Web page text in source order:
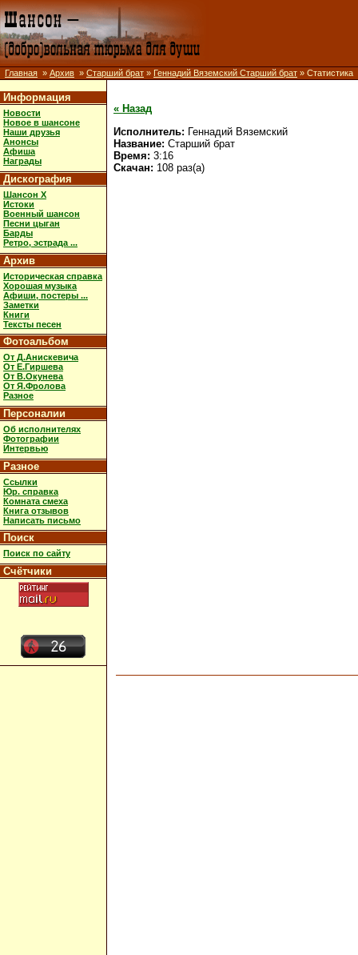
Главная » Архив » Старший брат » Геннадий Вяземский Старший брат » Статистика
Информация
Новости
Новое в шансоне
Наши друзья
Анонсы
Афиша
Награды
Дискография
Шансон X
Истоки
Военный шансон
Песни цыган
Барды
Ретро, эстрада ...
Архив
Историческая справка
Хорошая музыка
Афиши, постеры ...
Заметки
Книги
Тексты песен
Фотоальбом
От Д.Анискевича
От Е.Гиршева
От В.Окунева
От Я.Фролова
Разное
Персоналии
Об исполнителях
Фотографии
Интервью
Разное
Ссылки
Юр. справка
Комната смеха
Книга отзывов
Написать письмо
Поиск
Поиск по сайту
Счётчики
« Назад
Исполнитель: Геннадий Вяземский
Название: Старший брат
Время: 3:16
Скачан: 108 раз(а)